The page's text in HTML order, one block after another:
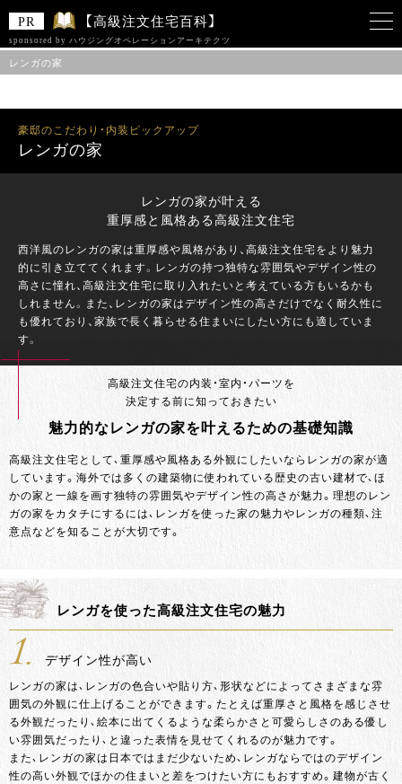
【高級注文住宅百科】
sponsored by ハウジングオペレーションアーキテクツ
レンガの家
豪邸のこだわり・内装ピックアップ
レンガの家
レンガの家が叶える
重厚感と風格ある高級注文住宅
西洋風のレンガの家は重厚感や風格があり、高級注文住宅をより魅力
的に引き立ててくれます。レンガの持つ独特な雰囲気やデザイン性の
高さに憧れ、高級注文住宅に取り入れたいと考えている方もいるかも
しれません。また、レンガの家はデザイン性の高さだけでなく耐久性に
も優れており、家族で長く暮らせる住まいにしたい方にも適していま
す。
高級注文住宅の内装・室内・パーツを
決定する前に知っておきたい
魅力的なレンガの家を叶えるための基礎知識
高級注文住宅として、重厚感や風格ある外観にしたいならレンガの家が適
しています。海外では多くの建築物に使われている歴史の古い建材で、ほ
かの家と一線を画す独特の雰囲気やデザイン性の高さが魅力。理想のレン
ガの家をカタチにするには、レンガを使った家の魅力やレンガの種類、注
意点などを知ることが大切です。
レンガを使った高級注文住宅の魅力
1. デザイン性が高い
レンガの家は、レンガの色合いや貼り方、形状などによってさまざまな雰
囲気の外観に仕上げることができます。たとえば重厚さと風格を感じさせ
る外観だったり、絵本に出てくるような柔らかさと可愛らしさのある優し
い雰囲気だったり、と違った表情を見せてくれるのが魅力です。
また、レンガの家は日本ではまだ少ないため、レンガならではのデザイン
性の高い外観でほかの住まいと差をつけたい方にもおすすめ。建物が古く